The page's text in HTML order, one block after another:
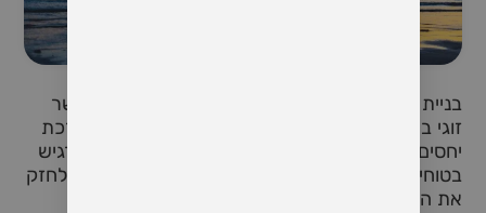
בניית אמון היא אחד המרכיבים החשובים ביותר בקשר
זוגי בריא ומוצלח. אמון הוא הבסיס שעליו נבנית מערכת
יחסים חזקה ויציבה, והוא מאפשר לשני הצדדים להרגיש
בטוחים ונינוחים יחד. הנה כמה דרכים לעזור לבנות ולחזק
את האמון בקשר שלכם.